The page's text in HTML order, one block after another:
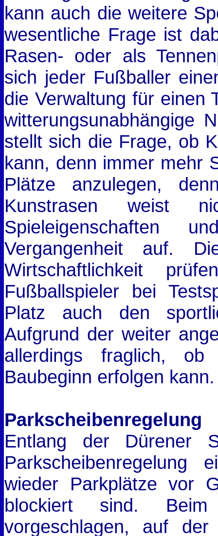
kann auch die weitere
wesentliche Frage ist
Rasen- oder als
sich jeder Fußballer
die Verwaltung für einen
witterungsunabhängige
stellt sich die Frage, ob
kann, denn immer mehr
Plätze anzulegen,
Kunstrasen weist
Spieleigenschaften
Vergangenheit auf.
Wirtschaftlichkeit
Fußballspieler bei
Platz auch den
Aufgrund der weiter
allerdings fraglich,
Baubeginn erfolgen kann.
Parkscheibenregelung
Entlang der Dürener
Parkscheibenregelung
wieder Parkplätze vor
blockiert sind.
vorgeschlagen, auf